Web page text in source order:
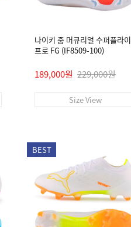
나이키 줌 머큐리얼 수퍼플라
프로 FG (IF8509-100)
189,000원 229,000원
Size View
BEST